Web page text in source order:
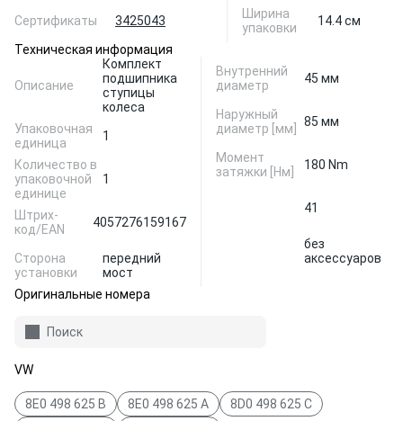
Сертификаты 3425043
Ширина
упаковки
14.4 см
Техническая информация
Описание
Комплект
подшипника
ступицы
колеса
Упаковочная
единица
1
Количество в
упаковочной
единице
1
Штрих-
код/EAN
4057276159167
Сторона
установки
передний
мост
Внутренний
диаметр
45 мм
Наружный
диаметр [мм]
85 мм
Момент
затяжки [Нм]
180 Nm
41
без
аксессуаров
Оригинальные номера
Поиск
VW
8E0 498 625 B 8E0 498 625 A
8D0 498 625 C